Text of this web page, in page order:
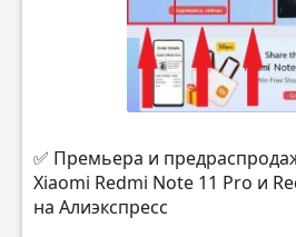
✅ Премьера и
Xiaomi Redmi Note 11 Pro и
на Алиэкспресс